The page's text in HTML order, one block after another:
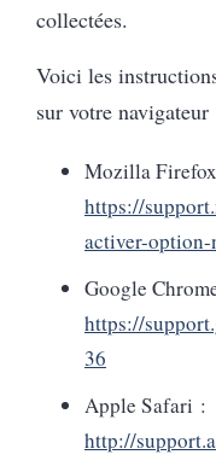
collectées.
Voici les
sur votre navigateur
Mozilla
https://
activer-
Google
https://
36
Apple Safari :
http://